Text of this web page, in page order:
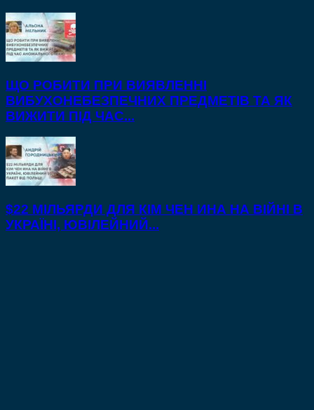
ЩО РОБИТИ ПРИ ВИЯВЛЕННІ
ВИБУХОНЕБЕЗПЕЧНИХ ПРЕДМЕТІВ ТА ЯК
ВИЖИТИ ПІД ЧАС...
$22 МІЛЬЯРДИ ДЛЯ КІМ ЧЕН ИНА НА ВІЙНІ В
УКРАЇНІ, ЮВІЛЕЙНИЙ...